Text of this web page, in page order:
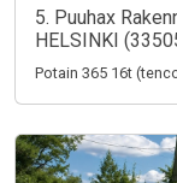
5. Puuhax
HELSINKI
Potain 365 16t